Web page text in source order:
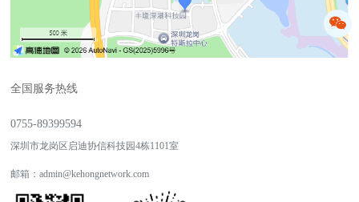
全国服务热线
0755-89399594
深圳市龙岗区启迪协信科技园4栋1101室
邮箱：admin@kehongnetwork.com